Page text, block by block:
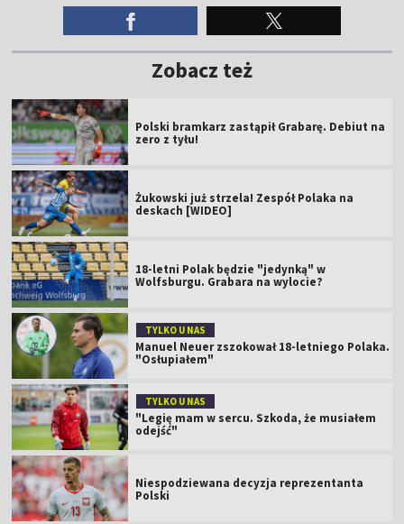
Zobacz też
Polski bramkarz zastąpił Grabarę. Debiut na
zero z tyłu!
Żukowski już strzela! Zespół Polaka na
deskach [WIDEO]
18-letni Polak będzie "jedynką" w
Wolfsburgu. Grabara na wylocie?
TYLKO U NAS
Manuel Neuer zszokował 18-letniego Polaka.
"Osłupiałem"
TYLKO U NAS
"Legię mam w sercu. Szkoda, że musiałem
odejść"
Niespodziewana decyzja reprezentanta
Polski